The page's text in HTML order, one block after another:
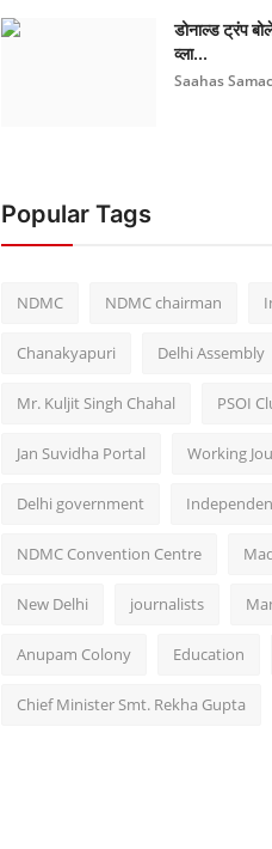
डोनाल्ड ट्रंप
व्ला...
Saahas
Popular Tags
NDMC NDMC chairman
Chanakyapuri Delhi Assembly
Mr. Kuljit Singh Chahal PSOI
Jan Suvidha Portal Working
Delhi government
NDMC Convention Centre
New Delhi journalists
Anupam Colony Education
Chief Minister Smt. Rekha Gupta